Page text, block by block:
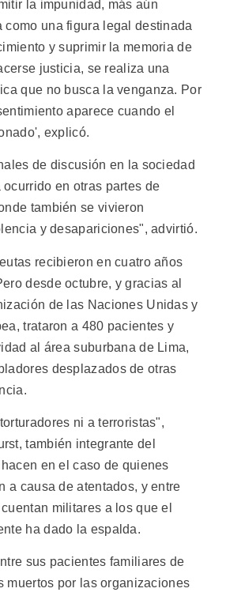
la impunidad, más aún
como una figura legal destinada
y suprimir la memoria de
justicia, se realiza una
que no busca la venganza. Por
aparece cuando el
explicó.
de discusión en la sociedad
ocurrido en otras partes de
también se vivieron
y desapariciones", advirtió.
recibieron en cuatro años
desde octubre, y gracias al
de las Naciones Unidas y
trataron a 480 pacientes y
al área suburbana de Lima,
desplazados de otras
ni a terroristas",
también integrante del
en el caso de quienes
a causa de atentados, y entre
militares a los que el
ha dado la espalda.
sus pacientes familiares de
muertos por las organizaciones